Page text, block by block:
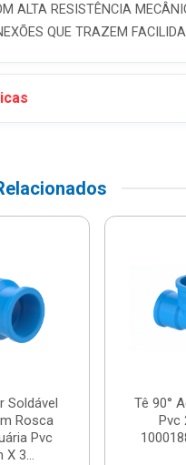
ALTA RESISTÊNCIA
QUE TRAZEM
Soldável
Rosca
Pvc
X 3...
Tê 90°
Pvc